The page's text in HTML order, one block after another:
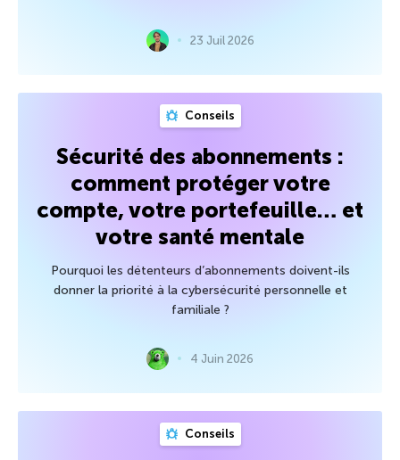
23 Juil 2026
Conseils
Sécurité des abonnements :
comment protéger votre
compte, votre portefeuille… et
votre santé mentale
Pourquoi les détenteurs d’abonnements doivent-ils
donner la priorité à la cybersécurité personnelle et
familiale ?
4 Juin 2026
Conseils